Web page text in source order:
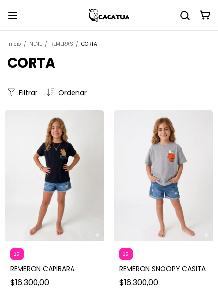
Inicio / NENE / REMERAS / CORTA
CORTA
Ordenar
Filtrar
2X1
REMERON CAPIBARA
$16.300,00
2X1
REMERON SNOOPY CASITA
$16.300,00